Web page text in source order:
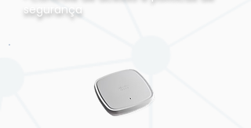
segurança